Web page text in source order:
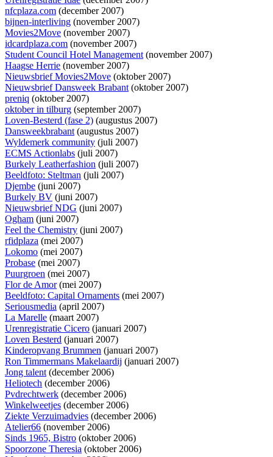
nfcplaza.com (december 2007)
bijnen-interliving (november 2007)
Movies2Move (november 2007)
idcardplaza.com (november 2007)
Student Council Hotel Management(november 2007)
Haagse Herrie (november 2007)
Nieuwsbrief Movies2Move (oktober 2007)
Nieuwsbrief Dansweek Brabant(oktober 2007)
preniq (oktober 2007)
oktober in tilburg (september 2007)
Loven-Besterd (fase 2) (augustus 2007)
Dansweekbrabant(augustus 2007)
Wyldemerk community (juli 2007)
ECMS Actionlabs (juli 2007)
Burkely Leatherfashion (juli 2007)
Beeldfoto: Steltman (juli 2007)
Djembe (juni 2007)
Burkely BV (juni 2007)
Nieuwsbrief NDG (juni 2007)
Ogham (juni 2007)
Feel the Chemistry (juni 2007)
rfidplaza (mei 2007)
Lokomo (mei 2007)
Probase (mei 2007)
Puurgroen (mei 2007)
Flor de Amor(mei 2007)
Beeldfoto: Capital Ornaments (mei 2007)
Seriousmedia (april 2007)
La Marelle (maart 2007)
Urenregistratie Cicero (januari 2007)
Loven Besterd (januari 2007)
Kinderopvang Brummen (januari 2007)
Ron Timmermans Makelaardij (januari 2007)
Jong talent(december 2006)
Heliotech (december 2006)
Pvdrechtwerk (december 2006)
Winkelweetjes (december 2006)
Ziekte Verzuimadvies (december 2006)
Atelier66 (november 2006)
Sinds 1965, Bistro (oktober 2006)
Spoorzone Theresia (oktober 2006)